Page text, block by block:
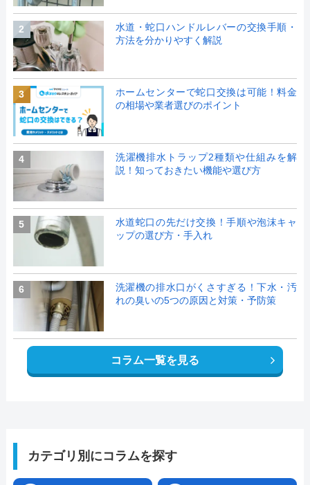
2
水道・蛇口ハンドルレバーの交換手順・
方法を分かりやすく解説
3
ホームセンターで蛇口交換は可能！料金
の相場や業者選びのポイント
4
洗濯機排水トラップ2種類や仕組みを解
説！知っておきたい機能や選び方
5
水道蛇口の先だけ交換！手順や泡沫キャ
ップの選び方・手入れ
6
洗濯機の排水口がくさすぎる！下水・汚
れの臭いの5つの原因と対策・予防策
コラム一覧を見る
カテゴリ別にコラムを探す